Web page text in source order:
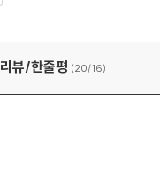
리뷰/한줄평 (20/16)